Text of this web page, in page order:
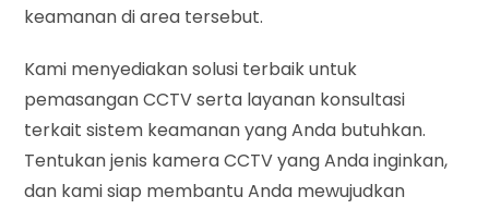
keamanan di area tersebut.
Kami menyediakan solusi terbaik untuk
pemasangan CCTV serta layanan konsultasi
terkait sistem keamanan yang Anda butuhkan.
Tentukan jenis kamera CCTV yang Anda inginkan,
dan kami siap membantu Anda mewujudkan